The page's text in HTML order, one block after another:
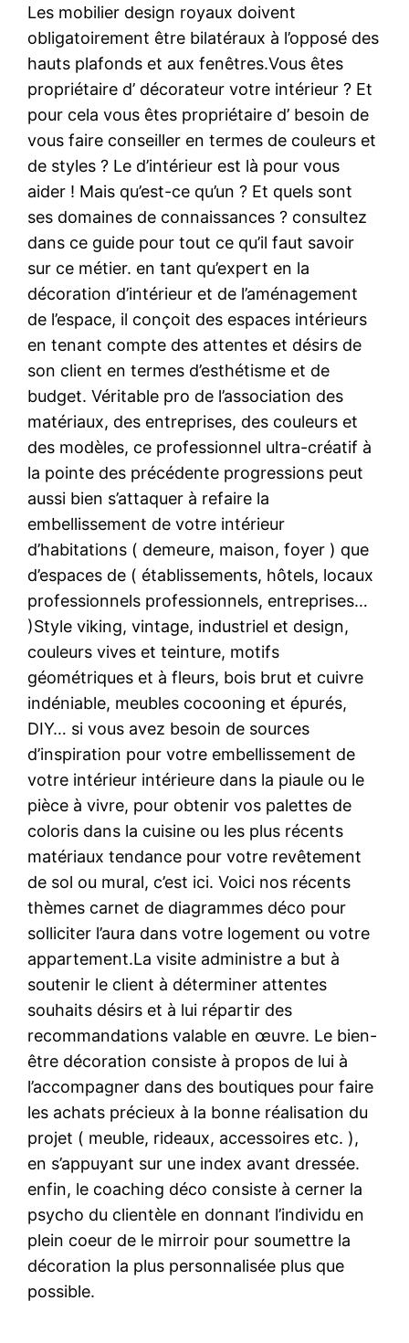
Les mobilier design royaux doivent
obligatoirement être bilatéraux à l’opposé des
hauts plafonds et aux fenêtres.Vous êtes
propriétaire d’ décorateur votre intérieur ? Et
pour cela vous êtes propriétaire d’ besoin de
vous faire conseiller en termes de couleurs et
de styles ? Le d’intérieur est là pour vous
aider ! Mais qu’est-ce qu’un ? Et quels sont
ses domaines de connaissances ? consultez
dans ce guide pour tout ce qu’il faut savoir
sur ce métier. en tant qu’expert en la
décoration d’intérieur et de l’aménagement
de l’espace, il conçoit des espaces intérieurs
en tenant compte des attentes et désirs de
son client en termes d’esthétisme et de
budget. Véritable pro de l’association des
matériaux, des entreprises, des couleurs et
des modèles, ce professionnel ultra-créatif à
la pointe des précédente progressions peut
aussi bien s’attaquer à refaire la
embellissement de votre intérieur
d’habitations ( demeure, maison, foyer ) que
d’espaces de ( établissements, hôtels, locaux
professionnels professionnels, entreprises…
)Style viking, vintage, industriel et design,
couleurs vives et teinture, motifs
géométriques et à fleurs, bois brut et cuivre
indéniable, meubles cocooning et épurés,
DIY… si vous avez besoin de sources
d’inspiration pour votre embellissement de
votre intérieur intérieure dans la piaule ou le
pièce à vivre, pour obtenir vos palettes de
coloris dans la cuisine ou les plus récents
matériaux tendance pour votre revêtement
de sol ou mural, c’est ici. Voici nos récents
thèmes carnet de diagrammes déco pour
solliciter l’aura dans votre logement ou votre
appartement.La visite administre a but à
soutenir le client à déterminer attentes
souhaits désirs et à lui répartir des
recommandations valable en œuvre. Le bien-
être décoration consiste à propos de lui à
l’accompagner dans des boutiques pour faire
les achats précieux à la bonne réalisation du
projet ( meuble, rideaux, accessoires etc. ),
en s’appuyant sur une index avant dressée.
enfin, le coaching déco consiste à cerner la
psycho du clientèle en donnant l’individu en
plein coeur de le mirroir pour soumettre la
décoration la plus personnalisée plus que
possible.